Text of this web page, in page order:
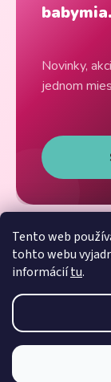
Tento web
tohto webu
informáciítu.
Novinky,
jednom